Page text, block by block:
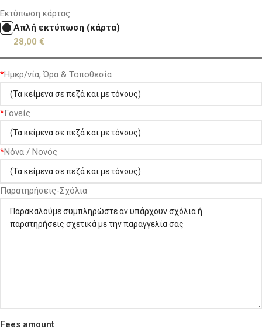
Εκτύπωση κάρτας
Απλή εκτύπωση (κάρτα)
28,00 €
*Ημερ/νία, Ώρα & Τοποθεσία
*Γονείς
*Νόνα / Νονός
Παρατηρήσεις-Σχόλια
Fees amount